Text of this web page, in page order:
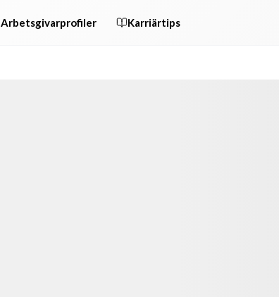
Arbetsgivarprofiler Karriärtips